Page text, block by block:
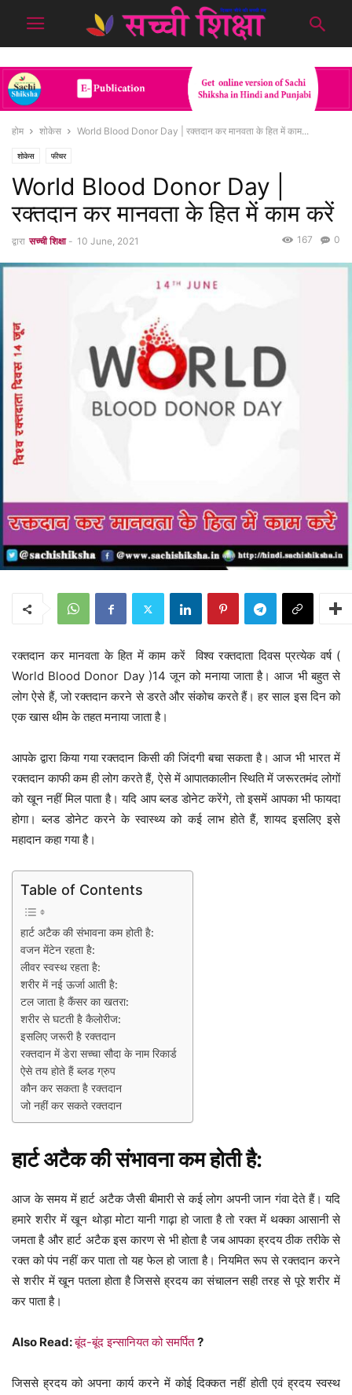
होम शोकेस World Blood Donor Day | रक्तदान कर मानवता के हित में काम...
शोकेस फीचर
World Blood Donor Day |
रक्तदान कर मानवता के हित में काम करें
द्वारा सच्ची शिक्षा - 10 June, 2021 0
167
रक्तदान कर मानवता के हित में काम करें विश्व रक्तदाता दिवस प्रत्येक वर्ष (
World Blood Donor Day )14 जून को मनाया जाता है। आज भी बहुत से
लोग ऐसे हैं, जो रक्तदान करने से डरते और संकोच करते हैं। हर साल इस दिन को
एक खास थीम के तहत मनाया जाता है।
आपके द्वारा किया गया रक्तदान किसी की जिंदगी बचा सकता है। आज भी भारत में
रक्तदान काफी कम ही लोग करते हैं, ऐसे में आपातकालीन स्थिति में जरूरतमंद लोगों
को खून नहीं मिल पाता है। यदि आप ब्लड डोनेट करेंगे, तो इसमें आपका भी फायदा
होगा। ब्लड डोनेट करने के स्वास्थ्य को कई लाभ होते हैं, शायद इसलिए इसे
महादान कहा गया है।
Table of Contents
हार्ट अटैक की संभावना कम होती है:
वजन मेंटेन रहता है:
लीवर स्वस्थ रहता है:
शरीर में नई ऊर्जा आती है:
टल जाता है कैंसर का खतरा:
शरीर से घटती है कैलोरीज:
इसलिए जरूरी है रक्तदान
रक्तदान में डेरा सच्चा सौदा के नाम रिकार्ड
ऐसे तय होते हैं ब्लड ग्रुप
कौन कर सकता है रक्तदान
जो नहीं कर सकते रक्तदान
हार्ट अटैककी संभावना कम होती है:
आज के समय में हार्ट अटैक जैसी बीमारी से कई लोग अपनी जान गंवा देते हैं। यदि
हमारे शरीर में खून थोड़ा मोटा यानी गाढ़ा हो जाता है तो रक्त में थक्का आसानी से
जमता है और हार्ट अटैक इस कारण से भी होता है जब आपका ह्रदय ठीक तरीके से
रक्त को पंप नहीं कर पाता तो यह फेल हो जाता है। नियमित रूप से रक्तदान करने
से शरीर में खून पतला होता है जिससे ह्रदय का संचालन सही तरह से पूरे शरीर में
कर पाता है।
Also Read:बूंद-बूंद इन्सानियत को समर्पित ?
जिससे ह्रदय को अपना कार्य करने में कोई दिक्कत नहीं होती एवं ह्रदय स्वस्थ